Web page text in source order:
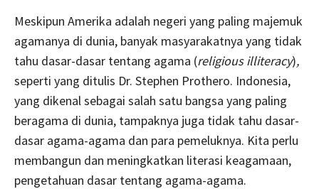
Meskipun Amerika adalah negeri yang paling majemuk
agamanya di dunia, banyak masyarakatnya yang tidak
tahu dasar-dasar tentang agama (religious illiteracy),
seperti yang ditulis Dr. Stephen Prothero. Indonesia,
yang dikenal sebagai salah satu bangsa yang paling
beragama di dunia, tampaknya juga tidak tahu dasar-
dasar agama-agama dan para pemeluknya. Kita perlu
membangun dan meningkatkan literasi keagamaan,
pengetahuan dasar tentang agama-agama.